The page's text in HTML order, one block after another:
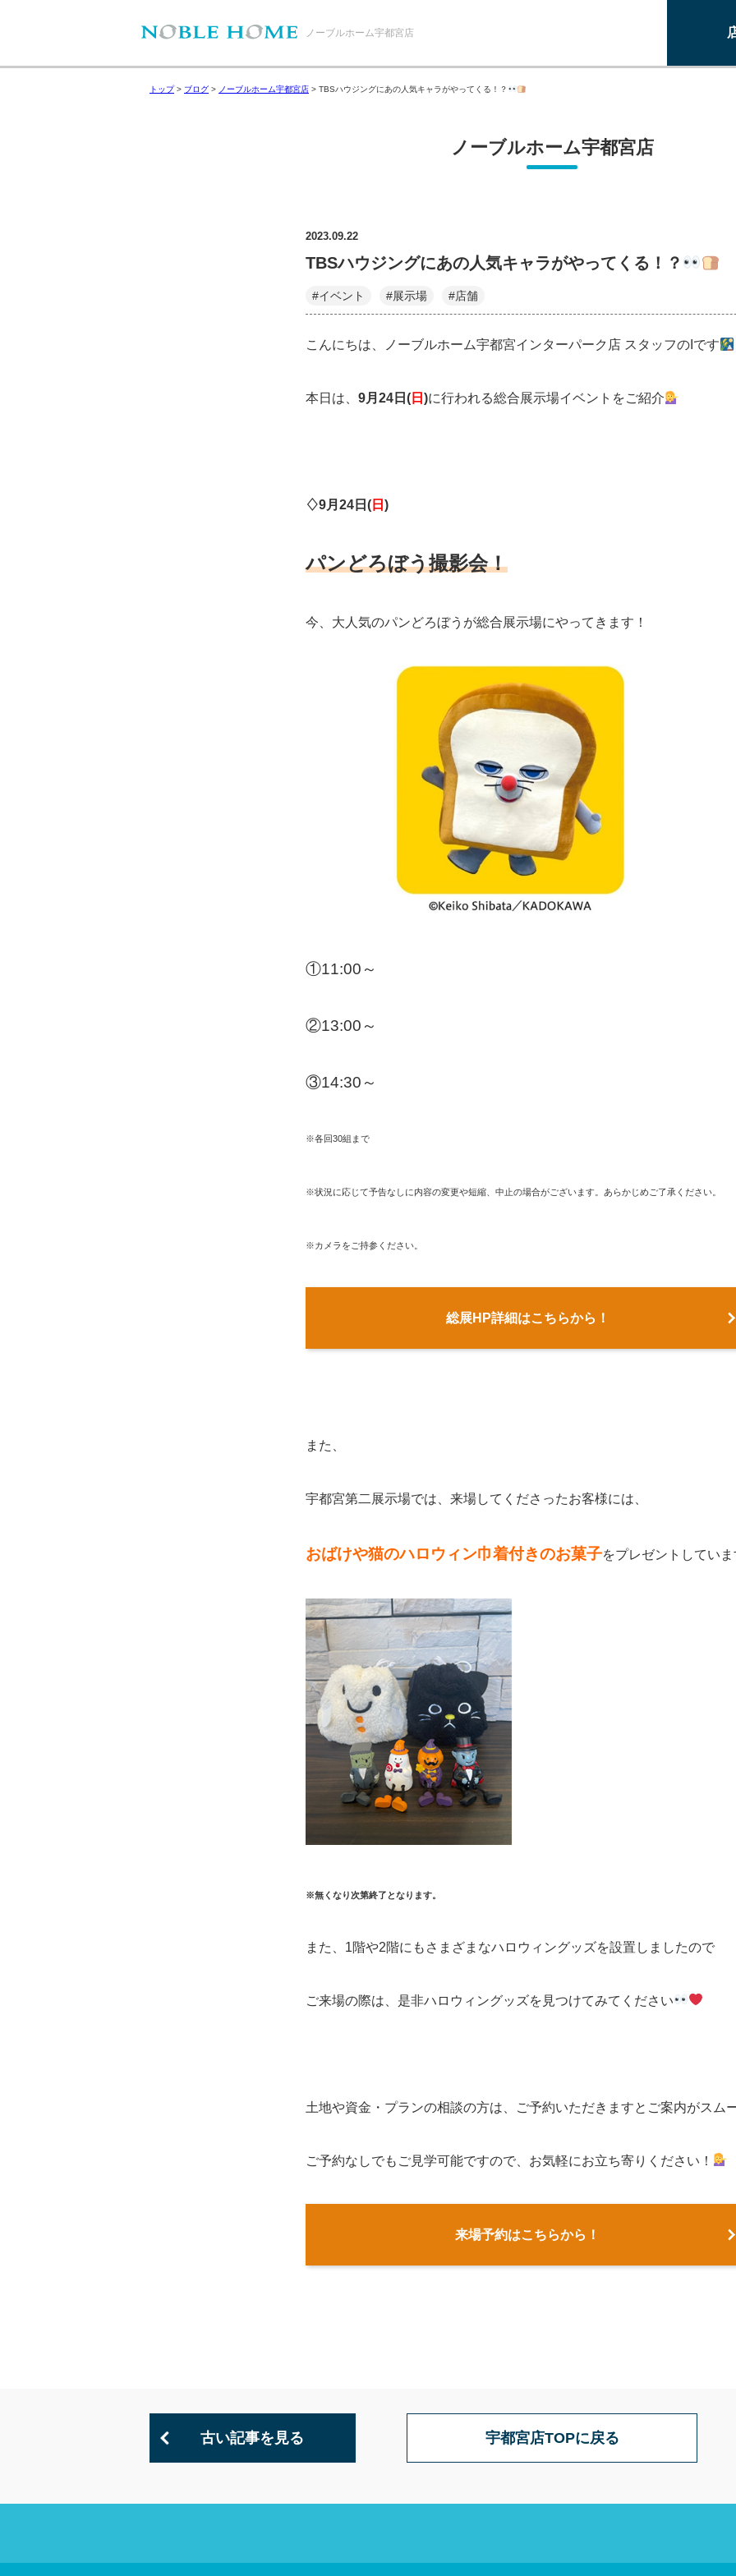
ノーブルホーム宇都宮店
トップ> ブログ > ノーブルホーム宇都宮店 > TBSハウジングにあの人気キャラがやってくる！？
ノーブルホーム宇都宮店
2023.09.22
TBSハウジングにあの人気キャラがやってくる！？
#イベント #展示場 #店舗
こんにちは、ノーブルホーム宇都宮インターパーク店 スタッフのIです
本日は、 9月24日( 日 )に行われる総合展示場イベントをご紹介
♢9月24日( 日 )
パンどろぼう撮影会！
今、大人気のパンどろぼうが総合展示場にやってきます！
①11:00～
②13:00～
③14:30～
※各回30組まで
※状況に応じて予告なしに内容の変更や短縮、中止の場合がございます。 あらかじめご了承ください。
※カメラをご持参ください。
総展HP詳細はこちらから！
また、
宇都宮第二展示場では、来場してくださったお客様には、
おばけや猫のハロウィン巾着付きのお菓子をプレゼントしていま
※無くなり次第終了となります。
また、1階や2階にもさまざまなハロウィングッズを設置しましたので
ご来場の際は、是非ハロウィングッズを見つけてみてください
土地や資金・プランの相談の方は、ご予約いただきますとご案内がスム
ご予約なしでもご見学可能ですので、お気軽にお立ち寄りください！
来場予約はこちらから！
古い記事を見る 宇都宮店TOPに戻る